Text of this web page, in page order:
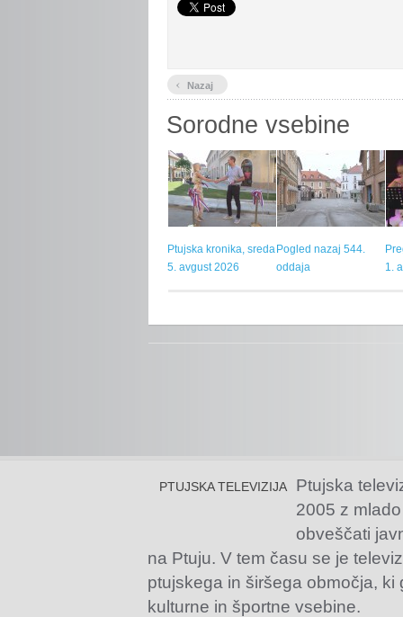
‹ Nazaj
Sorodne vsebine
Ptujska kronika, sreda
5. avgust 2026
Pogled nazaj 544.
oddaja
1.
PTUJSKA TELEVIZIJA
Ptujska
2005 z
obveščati
na Ptuju. V tem času se je
ptujskega in širšega območja,
kulturne in športne vsebine.